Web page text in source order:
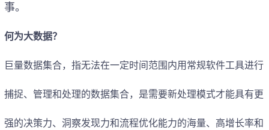
事。
何为大数据？
巨量数据集合，指无法在一定时间范围内用常规软件工具进行
捕捉、管理和处理的数据集合，是需要新处理模式才能具有更
强的决策力、洞察发现力和流程优化能力的海量、高增长率和